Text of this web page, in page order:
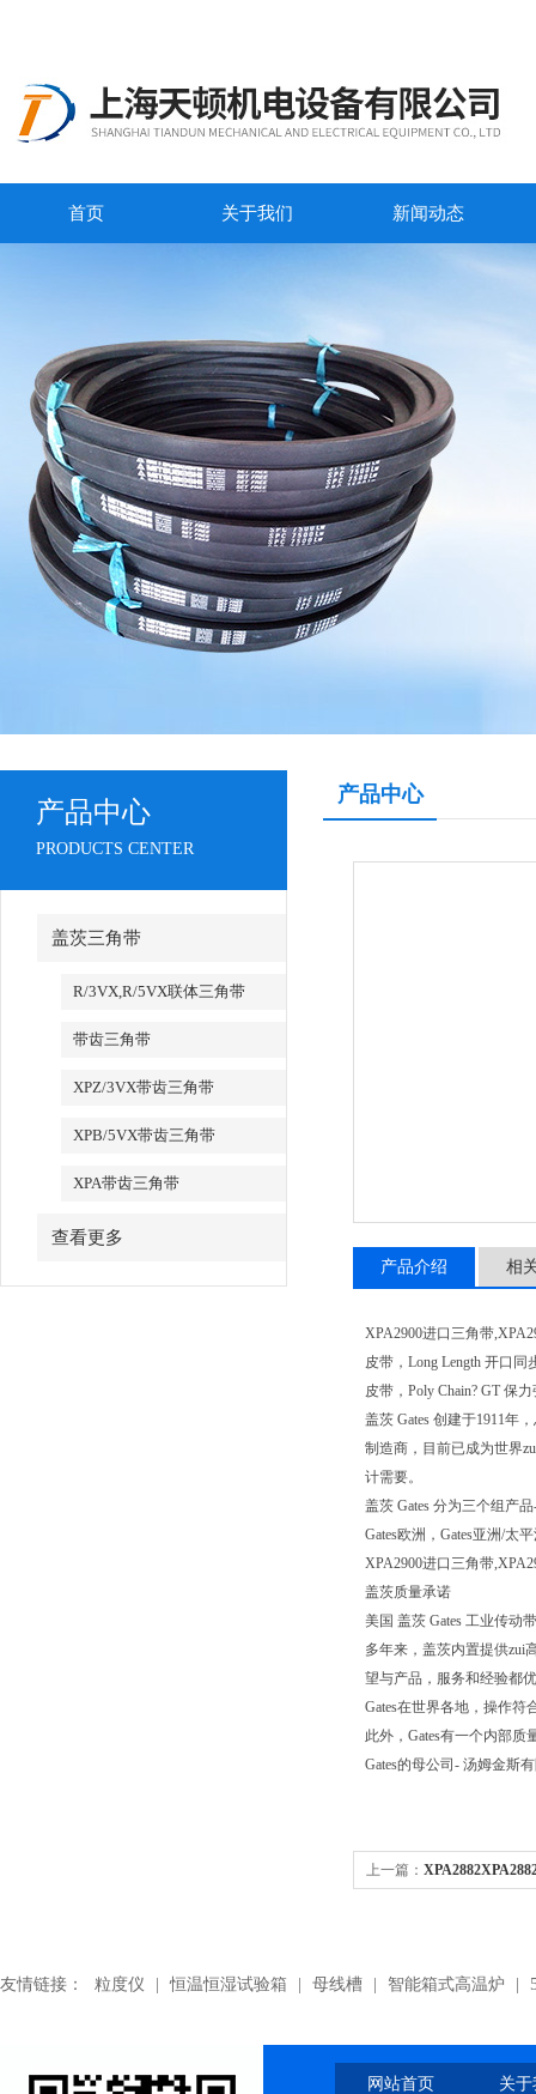
首页 关于我们 新闻动态
产品中心
PRODUCTS CENTER
盖茨三角带
R/3VX,R/5VX联体三角带
带齿三角带
XPZ/3VX带齿三角带
XPB/5VX带齿三角带
XPA带齿三角带
查看更多
产品中心
产品介绍 相
XPA2900进口三角带
皮带，Long Length 开口同
皮带，Poly Chain? GT 保
盖茨 Gates 创建于1911年
制造商，目前已成为世界
计需要。
盖茨 Gates 分为三个组产
Gates欧洲，Gates亚洲/太
XPA2900进口三角带
盖茨质量承诺
美国 盖茨 Gates 工业传动
多年来，盖茨内置提供zui
望与产品，服务和经验都
Gates在世界各地，操作符
此外，Gates有一个内部
Gates的母公司- 汤姆金斯
上一篇：
友情链接： 粒度仪 恒温恒湿试验箱 母线槽 智能箱式高温炉
网站首页 关